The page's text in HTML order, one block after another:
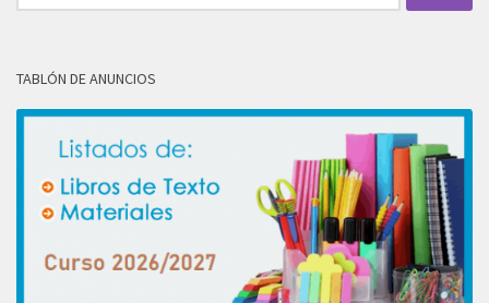
TABLÓN DE ANUNCIOS